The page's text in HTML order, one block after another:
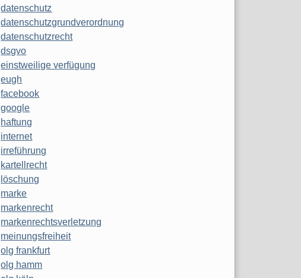
datenschutz
datenschutzgrundverordnung
datenschutzrecht
dsgvo
einstweilige verfügung
eugh
facebook
google
haftung
internet
irreführung
kartellrecht
löschung
marke
markenrecht
markenrechtsverletzung
meinungsfreiheit
olg frankfurt
olg hamm